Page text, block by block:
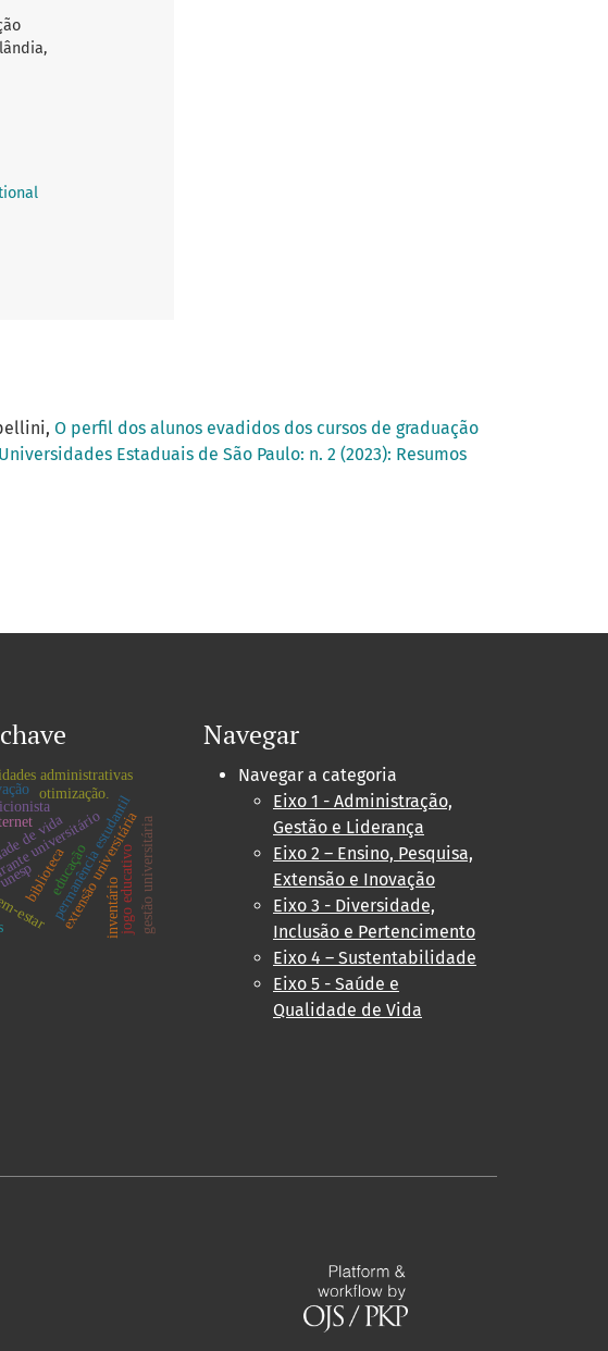
O perfil dos alunos evadidos dos cursos de graduação
Estaduais de São Paulo: n. 2 (2023): Resumos
universitário
permanência estudantil
otimização.
administrativas
estar
de vidaextensão universitária
biblioteca jogo educativogestão universitária
educação
inventário
Navegar
Navegar a categoria
Eixo 1 - Administração,
Gestão e Liderança
Eixo 2 – Ensino, Pesquisa,
Extensão e Inovação
Eixo 3 - Diversidade,
Inclusão e Pertencimento
Eixo 4 – Sustentabilidade
Eixo 5 - Saúde e
Qualidade de Vida